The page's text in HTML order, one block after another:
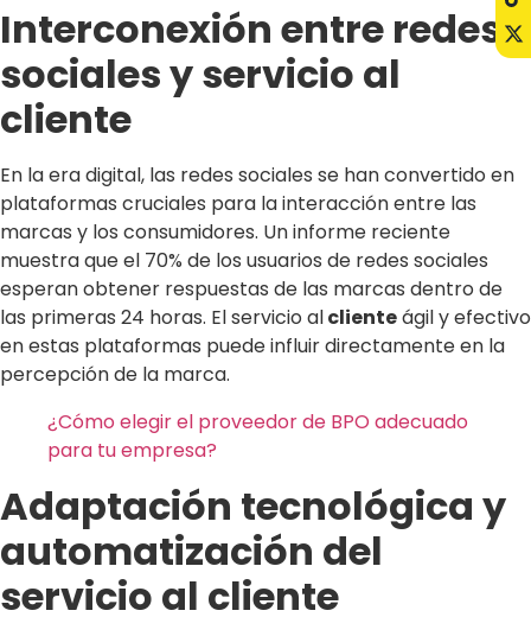
Interconexión entre redes
sociales y servicio al
cliente
En la era digital, las redes sociales se han convertido en
plataformas cruciales para la interacción entre las
marcas y los consumidores. Un informe reciente
muestra que el 70% de los usuarios de redes sociales
esperan obtener respuestas de las marcas dentro de
las primeras 24 horas. El servicio alclienteágil y efectivo
en estas plataformas puede influir directamente en la
percepción de la marca.
¿Cómo elegir el proveedor de BPO adecuado
para tu empresa?
Adaptación tecnológica y
automatización del
servicio al cliente